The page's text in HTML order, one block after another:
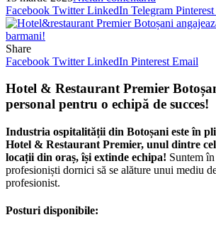
Facebook Twitter LinkedIn Telegram Pinterest
Share
Facebook Twitter LinkedIn Pinterest Email
Hotel & Restaurant Premier
personal pentru o echipă de succes!
Industria ospitalității din Botoșani este în
Hotel & Restaurant Premier, unul dintre
locații din oraș, își extinde echipa! Suntem
profesioniști dornici să se alăture unui mediu
profesionist.
Posturi disponibile: